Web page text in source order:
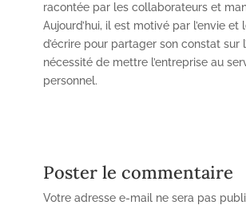
racontée par les collaborateurs et
Aujourd’hui, il est motivé par l’envie et
d’écrire pour partager son constat sur
nécessité de mettre l’entreprise au
personnel.
Poster le commentaire
Votre adresse e-mail ne sera pas